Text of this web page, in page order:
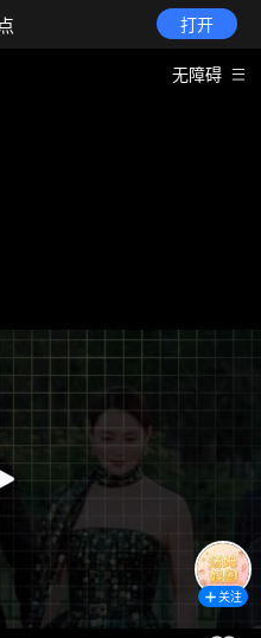
打开
无障碍
关注